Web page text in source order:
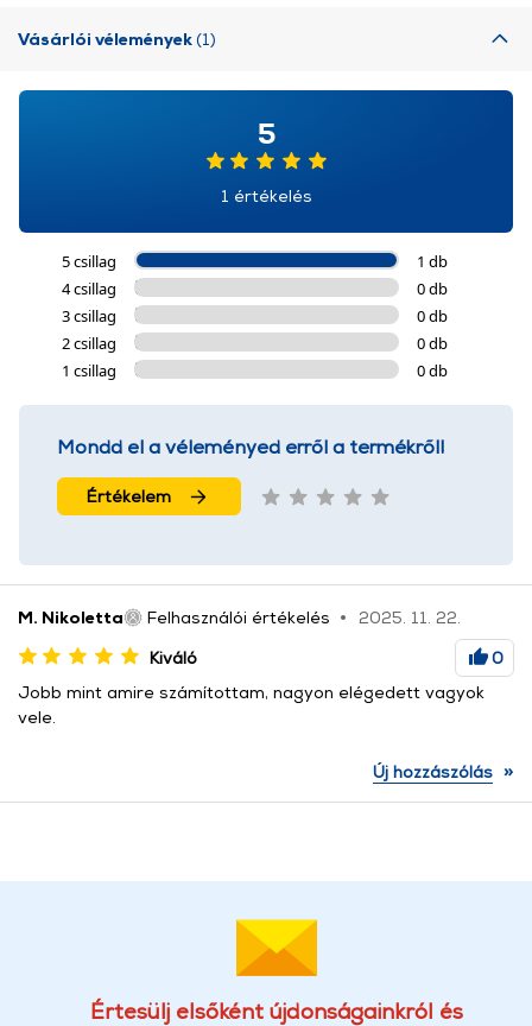
Vásárlói vélemények(1)
5
1 értékelés
5 csillag
1 db
4 csillag
0 db
3 csillag
0 db
2 csillag
0 db
1 csillag
0 db
Mondd el a véleményed erről a termékről!
Értékelem
M. Nikoletta Felhasználói értékelés
2025. 11. 22.
Kiváló
0
Jobb mint amire számítottam, nagyon elégedett vagyok
vele.
Új hozzászólás »
Értesülj elsőként újdonságainkról és